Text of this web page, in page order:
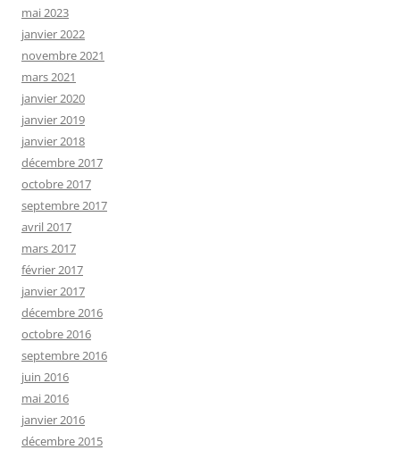
mai 2023
janvier 2022
novembre 2021
mars 2021
janvier 2020
janvier 2019
janvier 2018
décembre 2017
octobre 2017
septembre 2017
avril 2017
mars 2017
février 2017
janvier 2017
décembre 2016
octobre 2016
septembre 2016
juin 2016
mai 2016
janvier 2016
décembre 2015